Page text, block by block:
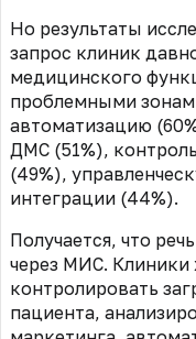
Но результаты
запрос клиник
медицинского
проблемными
автоматизацию
ДМС (51%),
(49%),
интеграции (44%).
Получается, что
через МИС. Клиники
контролировать
пациента,